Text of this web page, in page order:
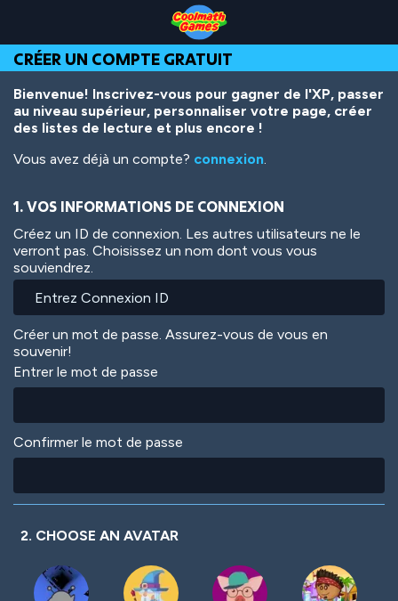
Top
of
Page
Navigation
Main
Content
Footer
contenu
principal
CRÉER UN COMPTE GRATUIT
Bienvenue! Inscrivez-vous pour gagner de l'XP, passer
au niveau supérieur, personnaliser votre page, créer
des listes de lecture et plus encore !
Vous avez déjà un compte? connexion.
1. VOS INFORMATIONS DE CONNEXION
Créez un ID de connexion. Les autres utilisateurs ne le
verront pas. Choisissez un nom dont vous vous
souviendrez.
Créer un mot de passe. Assurez-vous de vous en
souvenir!
Entrer le mot de passe
Confirmer le mot de passe
2. CHOOSE AN AVATAR